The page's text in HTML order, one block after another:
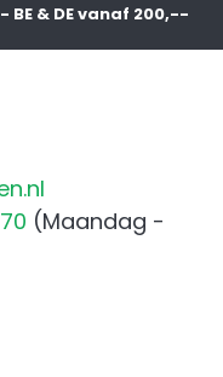
BE & DE vanaf 200,--
(Maandag -